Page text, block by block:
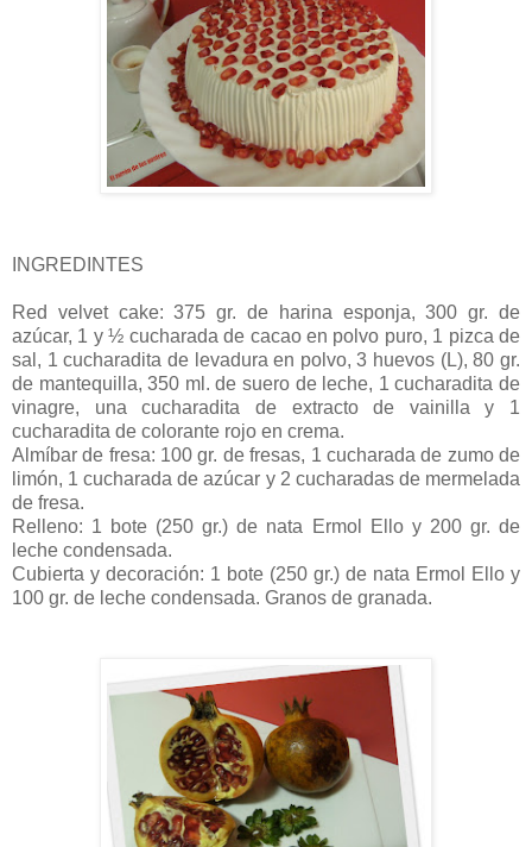
INGREDINTES
Red velvet cake: 375 gr. de harina esponja, 300 gr. de
azúcar, 1 y ½ cucharada de cacao en polvo puro, 1 pizca de
sal, 1 cucharadita de levadura en polvo, 3 huevos (L), 80 gr.
de mantequilla, 350 ml. de suero de leche, 1 cucharadita de
vinagre, una cucharadita de extracto de vainilla y 1
cucharadita de colorante rojo en crema.
Almíbar de fresa: 100 gr. de fresas, 1 cucharada de zumo de
limón, 1 cucharada de azúcar y 2 cucharadas de mermelada
de fresa.
Relleno: 1 bote (250 gr.) de nata Ermol Ello y 200 gr. de
leche condensada.
Cubierta y decoración: 1 bote (250 gr.) de nata Ermol Ello y
100 gr. de leche condensada. Granos de granada.